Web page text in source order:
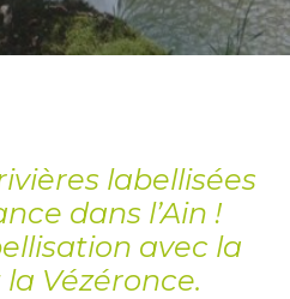
labellisées
dans l’Ain !
avec la
Vézéronce.